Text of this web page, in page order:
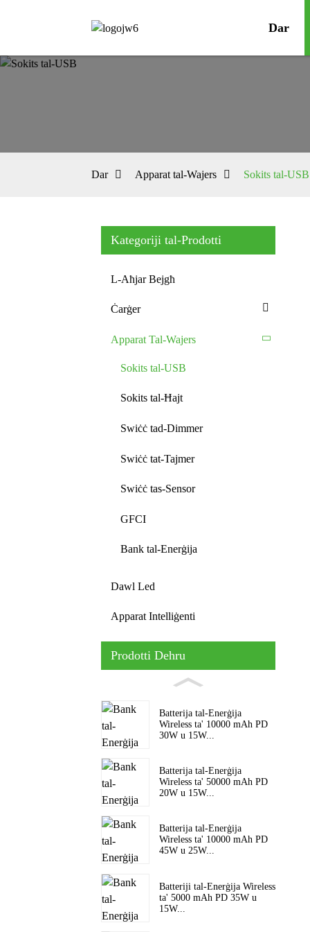
Dar
Dar Apparat tal-Wajers Sokits tal-USB
Kategoriji tal-Prodotti
L-Aħjar Bejgħ
Ċarġer
Apparat Tal-Wajers
Sokits tal-USB
Sokits tal-Ħajt
Swiċċ tad-Dimmer
Swiċċ tat-Tajmer
Swiċċ tas-Sensor
GFCI
Bank tal-Enerġija
Dawl Led
Apparat Intelliġenti
Prodotti Dehru
Batterija tal-Enerġija
Wireless ta' 10000 mAh PD
30W u 15W...
Batterija tal-Enerġija
Wireless ta' 50000 mAh PD
20W u 15W...
Batterija tal-Enerġija
Wireless ta' 10000 mAh PD
45W u 25W...
Batteriji tal-Enerġija Wireless
ta' 5000 mAh PD 35W u
15W...